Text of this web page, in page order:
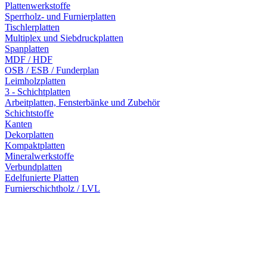
Plattenwerkstoffe
Sperrholz- und Furnierplatten
Tischlerplatten
Multiplex und Siebdruckplatten
Spanplatten
MDF / HDF
OSB / ESB / Funderplan
Leimholzplatten
3 - Schichtplatten
Arbeitplatten, Fensterbänke und Zubehör
Schichtstoffe
Kanten
Dekorplatten
Kompaktplatten
Mineralwerkstoffe
Verbundplatten
Edelfunierte Platten
Furnierschichtholz / LVL